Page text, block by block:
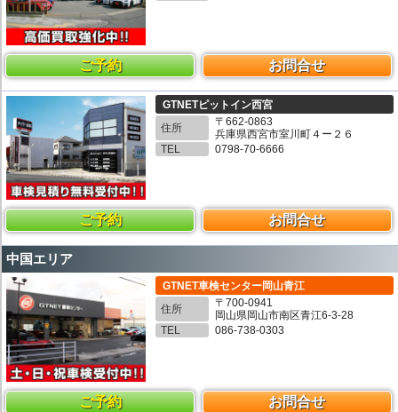
ご予約 お問合せ
GTNETピットイン西宮
住所
〒662-0863
兵庫県西宮市室川町４ー２６
TEL
0798-70-6666
ご予約 お問合せ
中国エリア
GTNET車検センター岡山青江
住所
〒700-0941
岡山県岡山市南区青江6-3-28
TEL
086-738-0303
ご予約 お問合せ